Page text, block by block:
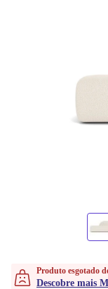
Produto esgotado
Descobre mais